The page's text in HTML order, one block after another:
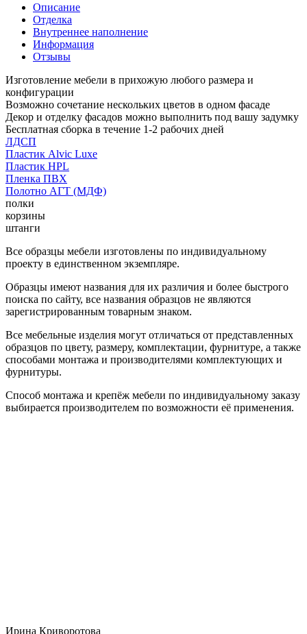
Описание
Отделка
Внутреннее наполнение
Информация
Отзывы
Изготовление мебели в прихожую любого размера и
конфигурации
Возможно сочетание нескольких цветов в одном фасаде
Декор и отделку фасадов можно выполнить под вашу задумку
Бесплатная сборка в течение 1-2 рабочих дней
ЛДСП
Пластик Alvic Luxe
Пластик HPL
Пленка ПВХ
Полотно АГТ (МДФ)
полки
корзины
штанги
Все образцы мебели изготовлены по индивидуальному
проекту в единственном экземпляре.
Образцы имеют названия для их различия и более быстрого
поиска по сайту, все названия образцов не являются
зарегистрированным товарным знаком.
Все мебельные изделия могут отличаться от представленных
образцов по цвету, размеру, комплектации, фурнитуре, а также
способами монтажа и производителями комплектующих и
фурнитуры.
Способ монтажа и крепёж мебели по индивидуальному заказу
выбирается производителем по возможности её применения.
Ирина Криворотова